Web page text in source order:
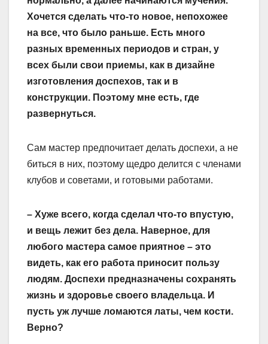
Хочется сделать что-то новое, непохожее
на все, что было раньше. Есть много
разных временных периодов и стран, у
всех были свои приемы, как в дизайне
изготовления доспехов, так и в
конструкции. Поэтому мне есть, где
развернуться.
Сам мастер предпочитает делать доспехи, а не
биться в них, поэтому щедро делится с членами
клубов и советами, и готовыми работами.
– Хуже всего, когда сделал что-то впустую,
и вещь лежит без дела. Наверное, для
любого мастера самое приятное – это
видеть, как его работа приносит пользу
людям. Доспехи предназначены сохранять
жизнь и здоровье своего владельца. И
пусть уж лучше ломаются латы, чем кости.
Верно?